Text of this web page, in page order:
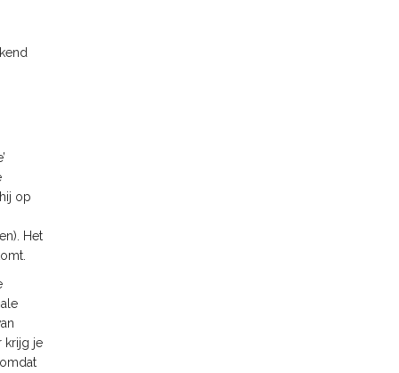
op
Het
krijg je